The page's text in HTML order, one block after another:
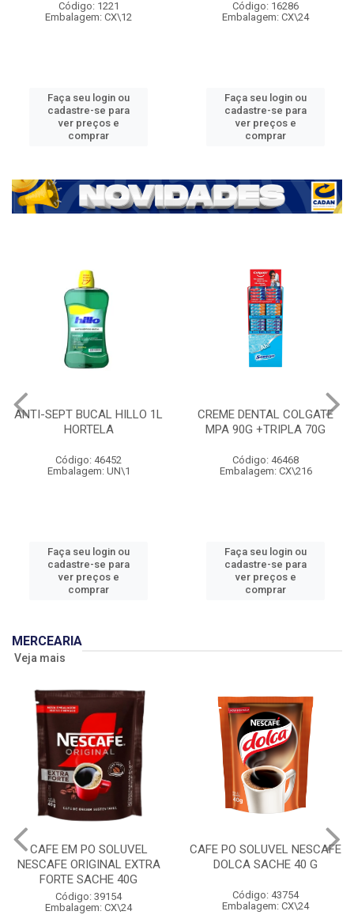
Código: 1221
Embalagem: CX\12
Faça seu login ou
cadastre-se para
ver preços e
comprar
Código: 16286
Embalagem: CX\24
Faça seu login ou
cadastre-se para
ver preços e
comprar
ANTI-SEPT BUCAL HILLO 1L
HORTELA
Código: 46452
Embalagem: UN\1
Faça seu login ou
cadastre-se para
ver preços e
comprar
CREME DENTAL COLGATE
MPA 90G +TRIPLA 70G
Código: 46468
Embalagem: CX\216
Faça seu login ou
cadastre-se para
ver preços e
comprar
MERCEARIA
Veja mais
CAFE EM PO SOLUVEL
NESCAFE ORIGINAL EXTRA
FORTE SACHE 40G
Código: 39154
Embalagem: CX\24
CAFE PO SOLUVEL NESCAFE
DOLCA SACHE 40 G
Código: 43754
Embalagem: CX\24